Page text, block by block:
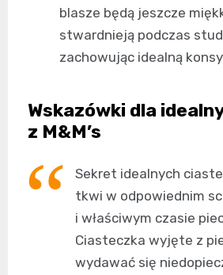
blasze będą jeszcze
stwardnieją podczas
zachowując idealną
Wskazówki dla
z M&M’s
Sekret idealnych
tkwi w odpowiednim
i właściwym czasie
Ciasteczka wyjęte z
wydawać się